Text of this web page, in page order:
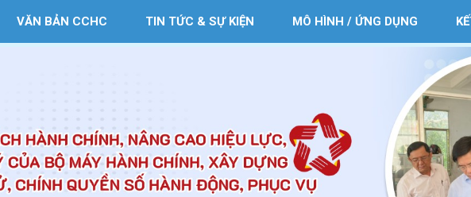
VĂN BẢN CCHC TIN TỨC & SỰ KIỆN MÔ HÌNH / ỨNG DỤNG